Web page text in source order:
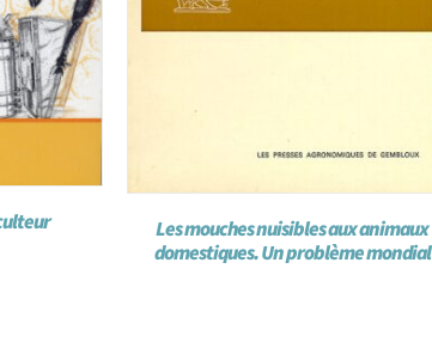
Les mouches nuisibles aux animaux
domestiques. Un problème mondial